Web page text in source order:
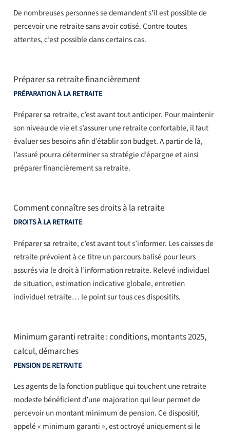
De nombreuses personnes se demandent s’il est possible de
percevoir une retraite sans avoir cotisé. Contre toutes
attentes, c’est possible dans certains cas.
Préparer sa retraite financièrement
PRÉPARATION À LA RETRAITE
Préparer sa retraite, c’est avant tout anticiper. Pour maintenir
son niveau de vie et s’assurer une retraite confortable, il faut
évaluer ses besoins afin d’établir son budget. A partir de là,
l’assuré pourra déterminer sa stratégie d’épargne et ainsi
préparer financièrement sa retraite.
Comment connaître ses droits à la retraite
DROITS À LA RETRAITE
Préparer sa retraite, c’est avant tout s’informer. Les caisses de
retraite prévoient à ce titre un parcours balisé pour leurs
assurés via le droit à l’information retraite. Relevé individuel
de situation, estimation indicative globale, entretien
individuel retraite… le point sur tous ces dispositifs.
Minimum garanti retraite : conditions, montants 2025,
calcul, démarches
PENSION DE RETRAITE
Les agents de la fonction publique qui touchent une retraite
modeste bénéficient d’une majoration qui leur permet de
percevoir un montant minimum de pension. Ce dispositif,
appelé « minimum garanti », est octroyé uniquement si le